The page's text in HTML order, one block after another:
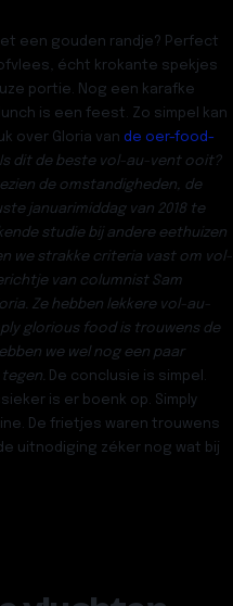
een gouden randje? Perfect
écht krokante spekjes
portie. Nog een karafke
is een feest. Zo simpel kan
over Gloria van de oer-food-
dit de beste vol-au-vent ooit?
de omstandigheden, de
januarimiddag van 2018 te
studie bij andere eethuizen
we strakke criteria vast om vol-
van columnist Sam
Ze hebben lekkere vol-au-
glorious food is trouwens de
we wel nog een paar
De conclusie is simpel.
is er boenk op. Simply
De frietjes waren trouwens
uitnodiging zéker nog wat bij